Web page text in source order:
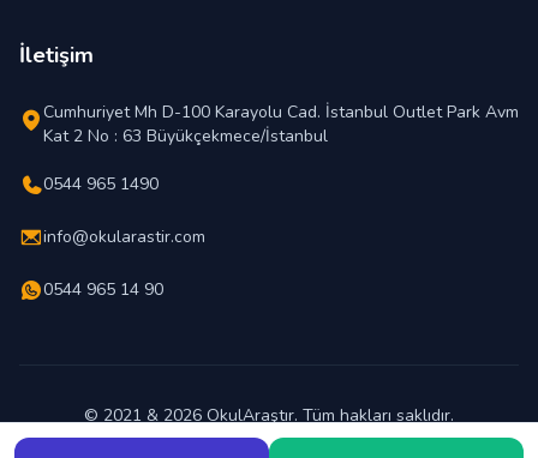
İletişim
Cumhuriyet Mh D-100 Karayolu Cad. İstanbul Outlet Park Avm
Kat 2 No : 63 Büyükçekmece/İstanbul
0544 965 1490
info@okularastir.com
0544 965 14 90
© 2021 & 2026 OkulAraştır. Tüm hakları saklıdır.